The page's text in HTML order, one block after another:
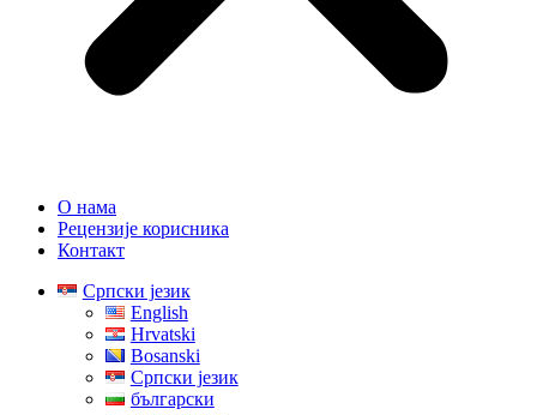
О нама
Рецензије корисника
Контакт
Српски језик
English
Hrvatski
Bosanski
Српски језик
български